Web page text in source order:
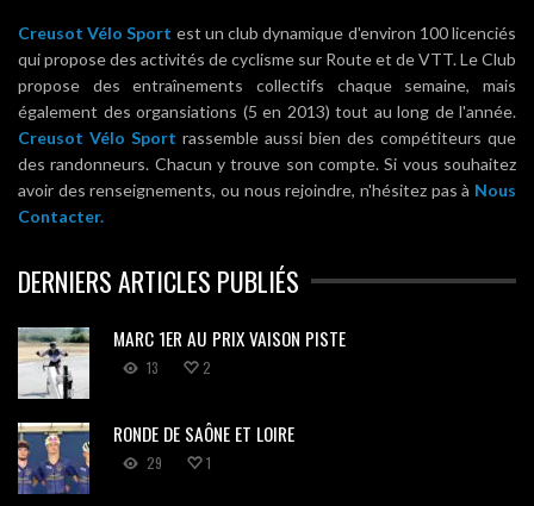
Creusot Vélo Sport est un club dynamique d'environ 100 licenciés
qui propose des activités de cyclisme sur Route et de VTT. Le Club
propose des entraînements collectifs chaque semaine, mais
également des organsiations (5 en 2013) tout au long de l'année.
Creusot Vélo Sport rassemble aussi bien des compétiteurs que
des randonneurs. Chacun y trouve son compte. Si vous souhaitez
avoir des renseignements, ou nous rejoindre, n'hésitez pas à Nous
Contacter.
DERNIERS ARTICLES PUBLIÉS
MARC 1ER AU PRIX VAISON PISTE
13 2
RONDE DE SAÔNE ET LOIRE
29 1